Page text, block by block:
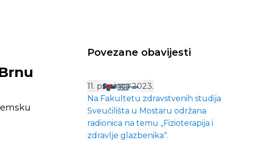
Povezane obavijesti
11. prosinca 2023.
Na Fakultetu zdravstvenih studija
Sveučilišta u Mostaru održana
radionica na temu „Fizioterapija i
zdravlje glazbenika“.